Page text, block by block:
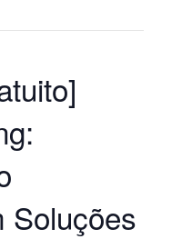
Soluções